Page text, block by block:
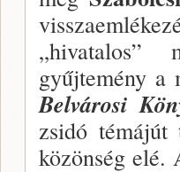
„hivata­los”
gyűjtemény a
Belvárosi
zsidó
közönség elé.